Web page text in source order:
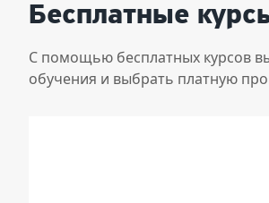
Бесплатные
С помощью бесплатных курсов
обучения и выбрать платную